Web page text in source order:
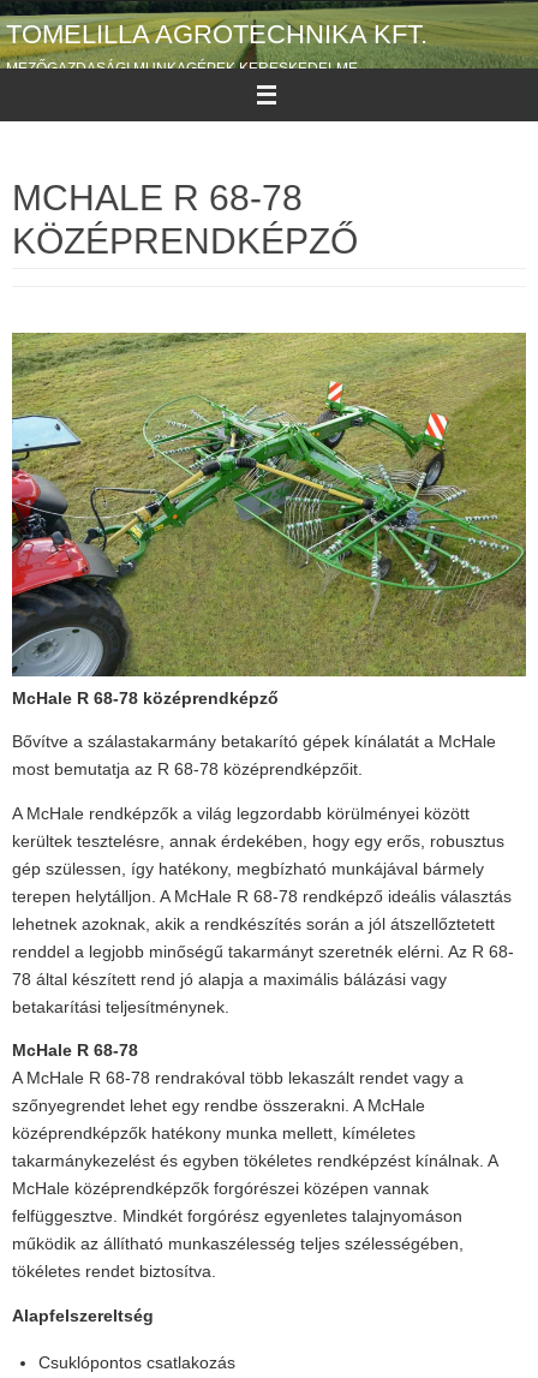
Megszakítás
TOMELILLA AGROTECHNIKA KFT.
MEZŐGAZDASÁGI MUNKAGÉPEK KERESKEDELME
MCHALE R 68-78
KÖZÉPRENDKÉPZŐ
McHale R 68-78 középrendképző
Bővítve a szálastakarmány betakarító gépek kínálatát a McHale
most bemutatja az R 68-78 középrendképzőit.
A McHale rendképzők a világ legzordabb körülményei között
kerültek tesztelésre, annak érdekében, hogy egy erős, robusztus
gép szülessen, így hatékony, megbízható munkájával bármely
terepen helytálljon. A McHale R 68-78 rendképző ideális választás
lehetnek azoknak, akik a rendkészítés során a jól átszellőztetett
renddel a legjobb minőségű takarmányt szeretnék elérni. Az R 68-
78 által készített rend jó alapja a maximális bálázási vagy
betakarítási teljesítménynek.
McHale R 68-78
A McHale R 68-78 rendrakóval több lekaszált rendet vagy a
szőnyegrendet lehet egy rendbe összerakni. A McHale
középrendképzők hatékony munka mellett, kíméletes
takarmánykezelést és egyben tökéletes rendképzést kínálnak. A
McHale középrendképzők forgórészei középen vannak
felfüggesztve. Mindkét forgórész egyenletes talajnyomáson
működik az állítható munkaszélesség teljes szélességében,
tökéletes rendet biztosítva.
Alapfelszereltség
Csuklópontos csatlakozás